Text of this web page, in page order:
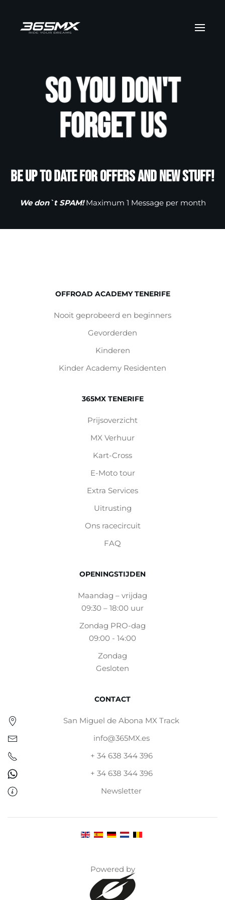
Skip to main content
So you don't
forget us
Be up to date for offers and new stuff!
We don`t SPAM!Maximum 1 Message per month
OFFROAD ACADEMY TENERIFE
Nooit geprobeerd en beginners
Gevorderden
Kinderen
Kinder Academy Residenten
365MX TENERIFE
Prijsoverzicht
MX Verhuur
Kart-Cross
E-Moto tour
Extra Services
Uitrusting
Ons racecircuit
FAQ
OPENINGSTIJDEN
Maandag – vrijdag
09:30 – 18:00 uur
Zondag PRO-dag
09:00 - 14:00
Zondag
Gesloten
CONTACT
San Miguel de Abona MX Track
info@365MX.es
+ 34 638 344 396
+ 34 638 344 396
Newsletter
Powered by